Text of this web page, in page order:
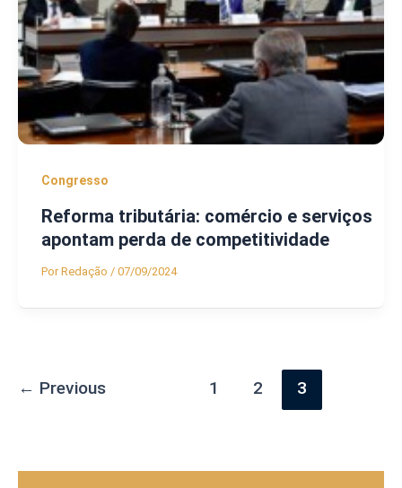
Congresso
Reforma tributária: comércio e serviços
apontam perda de competitividade
PorRedação / 07/09/2024
← Previous 1 2 3